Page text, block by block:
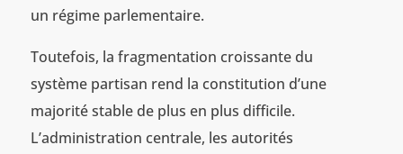
un régime parlementaire.
Toutefois, la fragmentation croissante du
système partisan rend la constitution d’une
majorité stable de plus en plus difficile.
L’administration centrale, les autorités